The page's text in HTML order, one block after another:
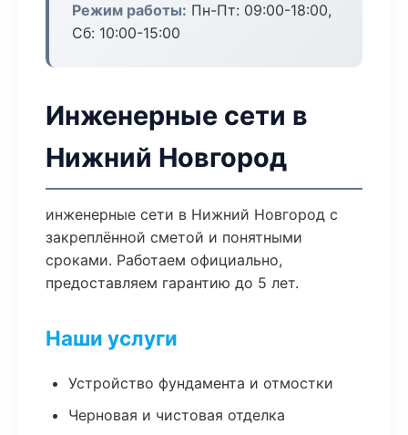
Режим работы: Пн-Пт: 09:00-18:00,
Сб: 10:00-15:00
Инженерные сети в
Нижний Новгород
инженерные сети в Нижний Новгород с
закреплённой сметой и понятными
сроками. Работаем официально,
предоставляем гарантию до 5 лет.
Наши услуги
Устройство фундамента и отмостки
Черновая и чистовая отделка